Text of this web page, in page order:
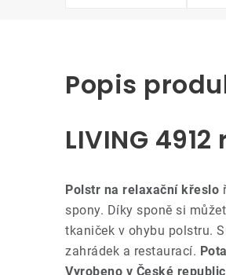
Popis
LIVING
Polstr na relaxační křeslo
spony. Díky sponě si
tkaniček v ohybu polstru.
zahrádek a restaurací.
Vyrobeno v České